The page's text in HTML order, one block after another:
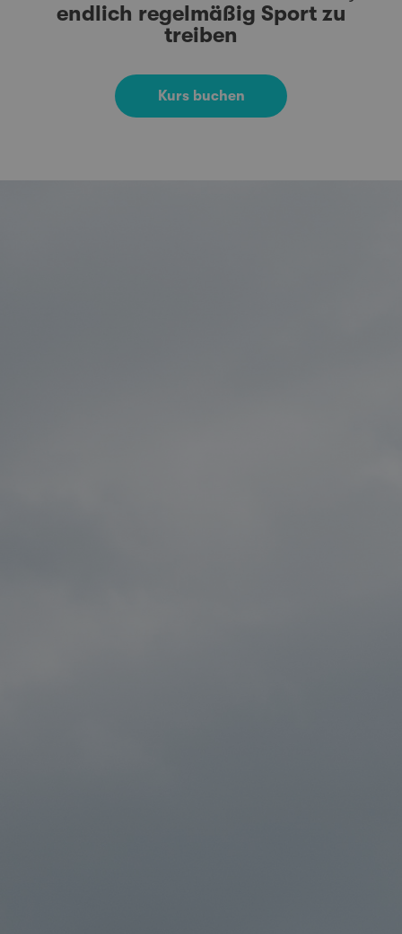
endlich regelmäßig Sport zu
treiben
Kurs buchen